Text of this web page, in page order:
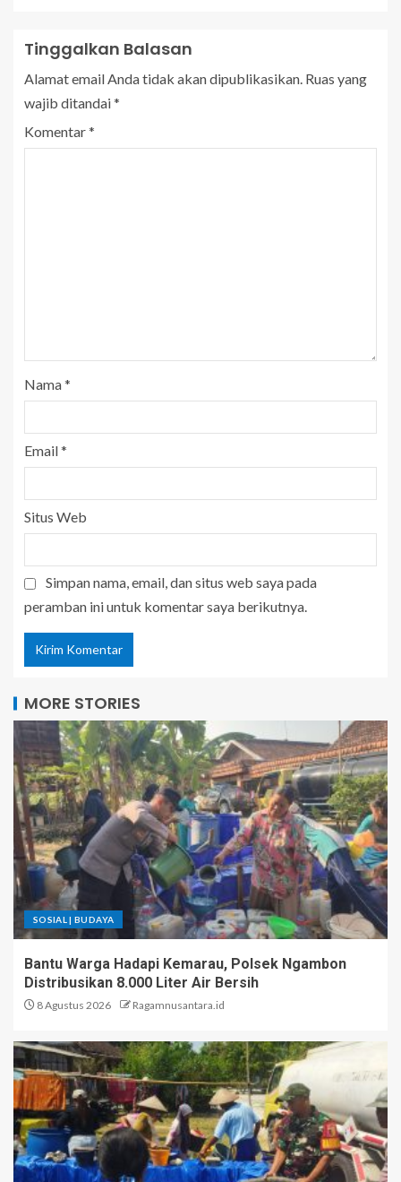
Tinggalkan Balasan
Alamat email Anda tidak akan dipublikasikan. Ruas yang
wajib ditandai*
Komentar*
Nama*
Email*
Situs Web
Simpan nama, email, dan situs web saya pada
peramban ini untuk komentar saya berikutnya.
MORE STORIES
SOSIAL | BUDAYA
Bantu Warga Hadapi Kemarau, Polsek Ngambon
Distribusikan 8.000 Liter Air Bersih
8 Agustus 2026 Ragamnusantara.id